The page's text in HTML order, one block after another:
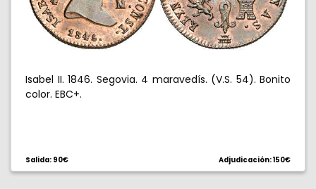
Isabel II. 1846. Segovia. 4 maravedís. (V.S. 54). Bonito
color. EBC+.
Salida: 90€ Adjudicación: 150€